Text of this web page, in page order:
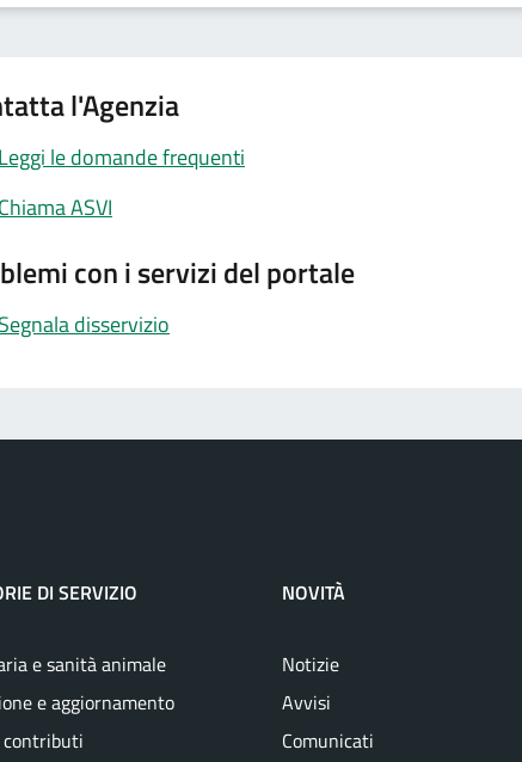
l'Agenzia
le domande frequenti
ASVI
con i servizi del portale
disservizio
DI SERVIZIO
e sanità animale
e aggiornamento
contributi
NOVITÀ
Notizie
Avvisi
Comunicati